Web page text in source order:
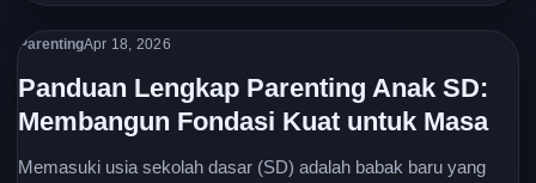
ParentingApr 18, 2026
Panduan Lengkap Parenting Anak SD:
Membangun Fondasi Kuat untuk Masa
Memasuki usia sekolah dasar (SD) adalah babak baru yang